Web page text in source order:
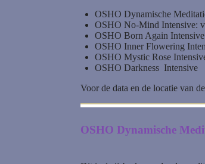
OSHO Dynamische
OSHO No-Mind Intensive:
OSHO Born Again Intensive
OSHO Inner Flowering
OSHO Mystic Rose
OSHO Darkness Intensive
Voor de data en de locatie van
OSHO Dynamische